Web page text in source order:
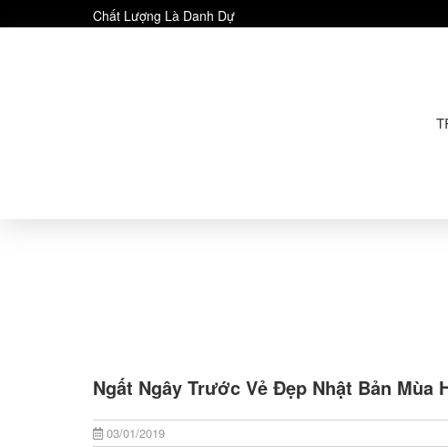
Chất Lượng Là Danh Dự
Ngất Ngây Trước Vẻ Đẹp Nhật Bản Mùa
03/01/2019